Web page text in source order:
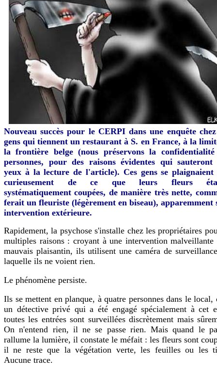
Nouveau succès pour le CERPI dans une enquête
gens qui tiennent un restaurant à S. en France, à la
la frontière belge (nous préservons la confidentialité
personnes, pour des raisons évidentes qui sauteront
yeux à la lecture de l'article). Ces gens se plaignaient
curieusement de ce que leurs fleurs
systématiquement coupées, de manière très nette,
ferait un fleuriste (légèrement en biseau), apparemment
intervention extérieure.
Rapidement, la psychose s'installe chez les propriétaires
multiples raisons : croyant à une intervention malveillante
mauvais plaisantin, ils utilisent une caméra de
laquelle ils ne voient rien.
Le phénomène persiste.
Ils se mettent en planque, à quatre personnes dans le local,
un détective privé qui a été engagé spécialement à cet
toutes les entrées sont surveillées discrètement mais
On n'entend rien, il ne se passe rien. Mais quand le
rallume la lumière, il constate le méfait : les fleurs sont
il ne reste que la végétation verte, les feuilles ou les
Aucune trace.